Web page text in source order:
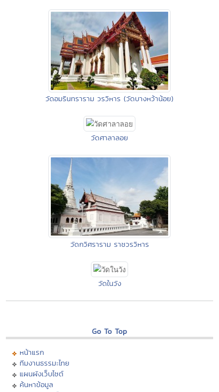
วัดอมรินทราราม วรวิหาร (วัดบางหว้าน้อย)
วัดศาลาลอย
วัดกวิศราราม ราชวรวิหาร
วัดในวัง
Go To Top
หน้าแรก
ทีมงานธรรมะไทย
แผนผังเว็บไซต์
ค้นหาข้อมูล